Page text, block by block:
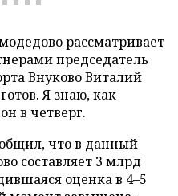
рассматривает
председатель
Внуково Виталий
Я знаю, как
в четверг.
что в данный
составляет 3 млрд
оценка в 4–5